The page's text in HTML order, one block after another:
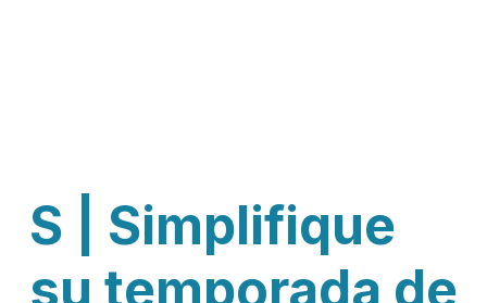
S | Simplifique
su temporada de